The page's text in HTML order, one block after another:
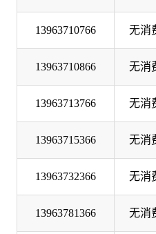
13963710766 无消
13963710866 无消
13963713766 无消
13963715366 无消
13963732366 无消
13963781366 无消